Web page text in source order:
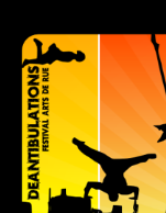
Aller
contenu
principal